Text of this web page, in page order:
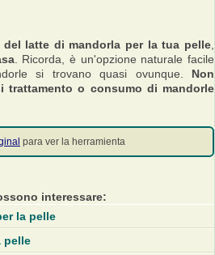
del latte di mandorla per la tua pelle
. Ricorda, è un'opzione naturale facile
si trovano quasi ovunque. Non
trattamento o consumo di mandorle
para ver la herramienta
interessare:
la pelle
pelle